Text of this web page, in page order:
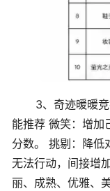
3、奇迹暖暖
能推荐 微笑：增加
分数。 挑剔：降低
无法行动，间接增
丽、成熟、优雅、